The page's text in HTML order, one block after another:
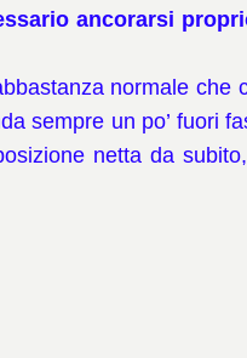
ancorarsi
normale
sempre un po’ fuori
netta da